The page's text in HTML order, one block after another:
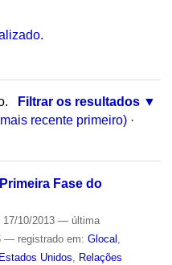
Filtrar os resultados
recente primeiro) ·
Fase do
17/10/2013 — última
— registrado em: Glocal
Estados Unidos
Relações